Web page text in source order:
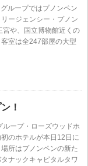
ループではプノンペン
ージェンシー・プノン
宮や、国立博物館近くの
室は全247部屋の大型
！
ープ・ローズウッドホ
のホテルが本日12日に
所はプノンペンの新た
ナックキャピタルタワ